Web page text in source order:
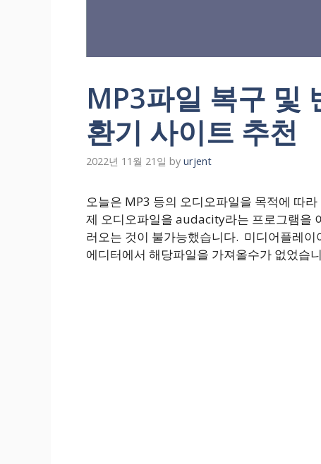
MP3파일 복구 및
환기 사이트 추천
2022년 11월 21일 by urjent
오늘은 MP3 등의 오디오파일을 목적에 따
제 오디오파일을 audacity라는 프로그램을
러오는 것이 불가능했습니다. 미디어플레
에디터에서 해당파일을 가져올수가 없었습